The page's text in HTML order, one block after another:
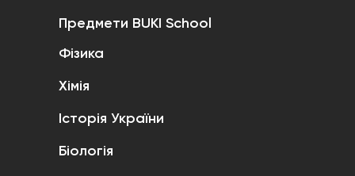
Предмети BUKI School
Фізика
Хімія
Історія України
Біологія